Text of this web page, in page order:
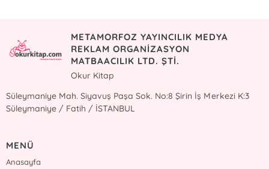
METAMORFOZ YAYINCILIK MEDYA
REKLAM ORGANİZASYON
MATBAACILIK LTD. ŞTİ.
Okur Kitap
Süleymaniye Mah. Siyavuş Paşa Sok. No:8 Şirin İş Merkezi K:3
Süleymaniye / Fatih / İSTANBUL
MENÜ
Anasayfa